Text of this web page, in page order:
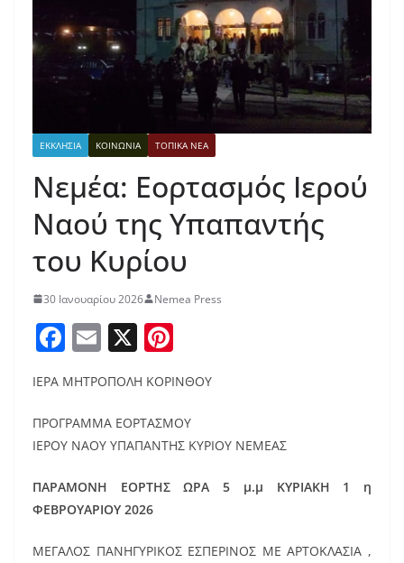
ΕΚΚΛΗΣΙΑ ΚΟΙΝΩΝΙΑ ΤΟΠΙΚΑ ΝΕΑ
Νεμέα: Εορτασμός Ιερού
Ναού της Υπαπαντής
του Κυρίου
30 Ιανουαρίου 2026 Nemea Press
F
c
e
b
o
o
k
E
ai
l
X
er
e
st
ΙΕΡΑ ΜΗΤΡΟΠΟΛΗ ΚΟΡΙΝΘΟΥ
ΠΡΟΓΡΑΜΜΑ ΕΟΡΤΑΣΜΟΥ
ΙΕΡΟΥ NΑΟΥ ΥΠΑΠΑΝΤΗΣ ΚΥΡΙΟΥ ΝΕΜΕΑΣ
ΠΑΡΑΜΟΝΗ ΕΟΡΤΗΣ ΩΡΑ 5 μ.μ ΚΥΡΙΑΚΗ 1 η
ΦΕΒΡΟΥΑΡΙΟΥ 2026
ΜΕΓΑΛΟΣ ΠΑΝΗΓΥΡΙΚΟΣ ΕΣΠΕΡΙΝΟΣ ΜΕ ΑΡΤΟΚΛΑΣΙΑ ,